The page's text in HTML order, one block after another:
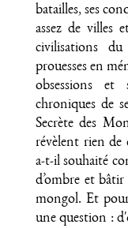
batailles, ses
assez de villes
civilisations
prouesses en
obsessions et
chroniques de
Secrète des
révèlent rien de
a-t-il souhaité
d’ombre et
mongol. Et
une question :